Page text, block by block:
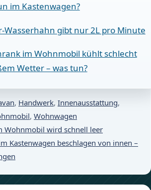
im Kastenwagen?
Wasserhahn gibt nur 2L pro Minute
im Wohnmobil kühlt schlecht
Wetter – was tun?
, Handwerk, Innenausstattung,
, Wohnwagen
Wohnmobil wird schnell leer
Kastenwagen beschlagen von innen –